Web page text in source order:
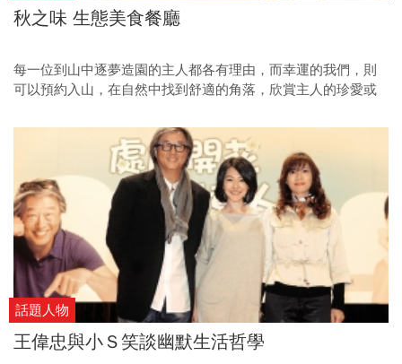
秋之味 生態美食餐廳
每一位到山中逐夢造園的主人都各有理由，而幸運的我們，則
可以預約入山，在自然中找到舒適的角落，欣賞主人的珍愛或
話題人物
王偉忠與小Ｓ笑談幽默生活哲學